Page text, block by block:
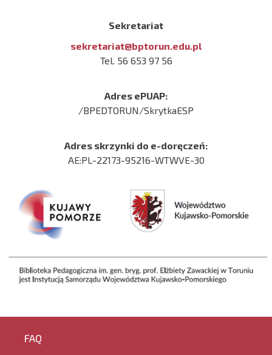
Sekretariat
sekretariat@bptorun.edu.pl
Tel. 56 653 97 56
Adres ePUAP:
/BPEDTORUN/SkrytkaESP
Adres skrzynki do e-doręczeń:
AE:PL-22173-95216-WTWVE-30
FAQ